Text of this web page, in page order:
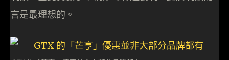
言是最理想的。